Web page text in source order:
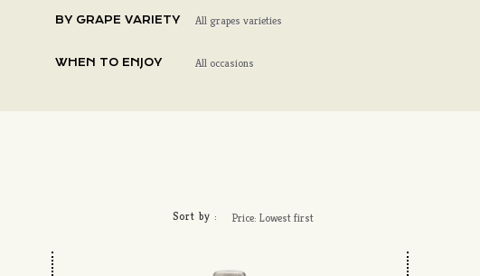
BY GRAPE VARIETY All grapes varieties
WHEN TO ENJOY All occasions
Sort by :
Price: Lowest first